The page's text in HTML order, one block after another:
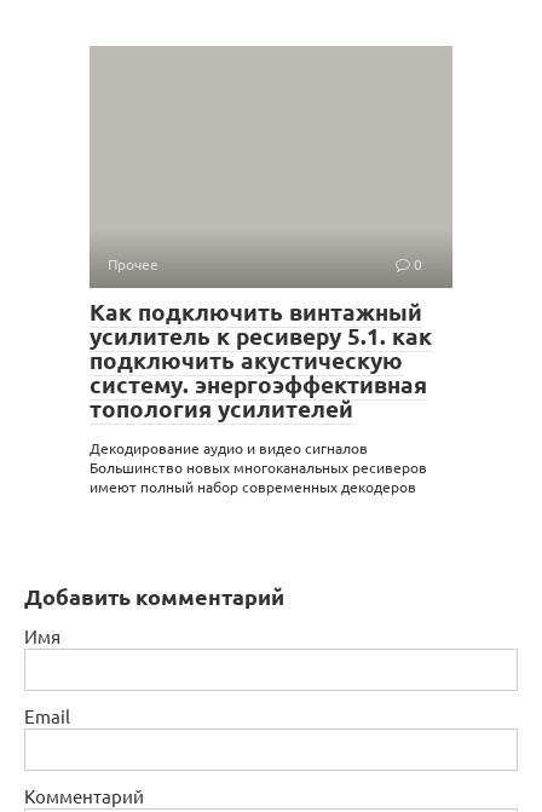
Прочее 0
Как подключить винтажный
усилитель к ресиверу 5.1. как
подключить акустическую
систему. энергоэффективная
топология усилителей
Декодирование аудио и видео сигналов
Большинство новых многоканальных ресиверов
имеют полный набор современных декодеров
Добавить комментарий
Имя
Email
Комментарий